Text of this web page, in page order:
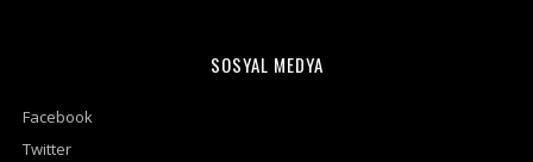
SOSYAL MEDYA
Facebook
Twitter